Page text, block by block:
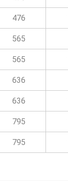
476
565
565
636
636
795
795